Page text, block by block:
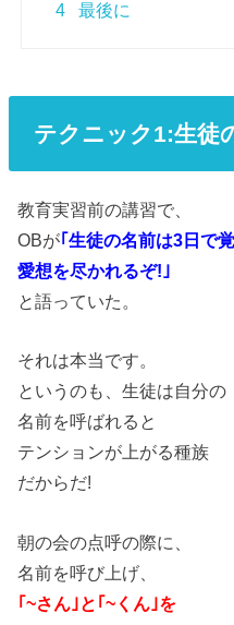
4 最後に
テクニック1:生徒
教育実習前の講習で、
OBが｢生徒の名前は3日で
愛想を尽かれるぞ!｣
と語っていた。
それは本当です。
というのも、生徒は自分の
名前を呼ばれると
テンションが上がる種族
だからだ!
朝の会の点呼の際に、
名前を呼び上げ、
｢~さん｣と｢~くん｣を